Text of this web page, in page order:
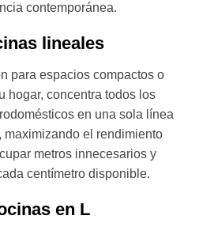
contemporánea.
lineales
para espacios compactos o
hogar, concentra todos los
en una sola línea
maximizando el rendimiento
metros innecesarios y
centímetro disponible.
en L